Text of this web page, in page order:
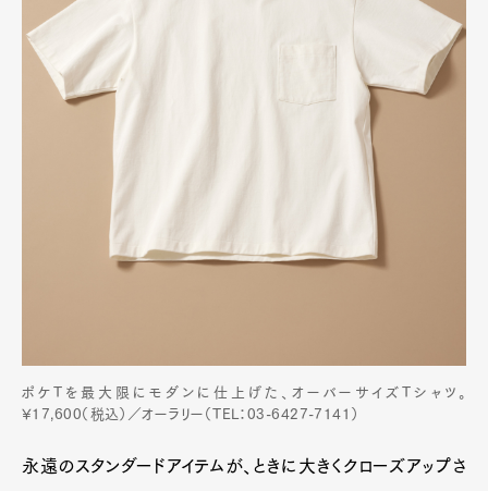
ポケTを最大限にモダンに仕上げた、オーバーサイズTシャツ。
¥17,600（税込）／オーラリー（TEL：03-6427-7141）
永遠のスタンダードアイテムが、ときに大きくクローズアップさ